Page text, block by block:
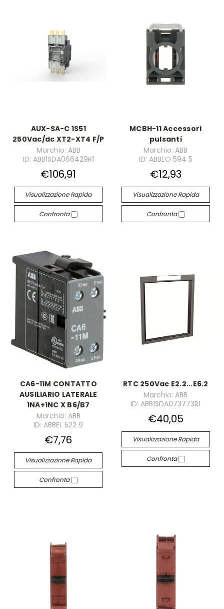
AUX-SA-C 1S51
250Vac/dc XT2-XT4 F/P
Marchio: ABB
ID: ABB1SDA066429R1
€106,91
Visualizzazione Rapida
Confronta
MCBH-11 Accessori
pulsanti
Marchio: ABB
ID: ABBEO 594 5
€12,93
Visualizzazione Rapida
Confronta
CA6-11M CONTATTO
AUSILIARIO LATERALE
1NA+1NC X B6/B7
Marchio: ABB
ID: ABBEL 522 9
€7,76
Visualizzazione Rapida
Confronta
RTC 250Vac E2.2...E6.2
Marchio: ABB
ID: ABB1SDA073773R1
€40,05
Visualizzazione Rapida
Confronta